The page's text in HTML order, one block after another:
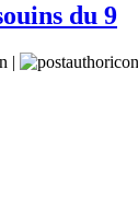
du 9
|